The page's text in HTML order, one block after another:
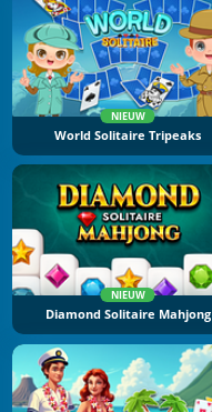
NIEUW
World Solitaire Tripeaks
NIEUW
Diamond Solitaire Mahjong